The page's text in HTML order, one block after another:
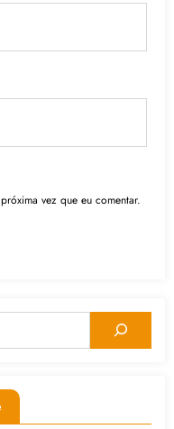
vez que eu comentar.